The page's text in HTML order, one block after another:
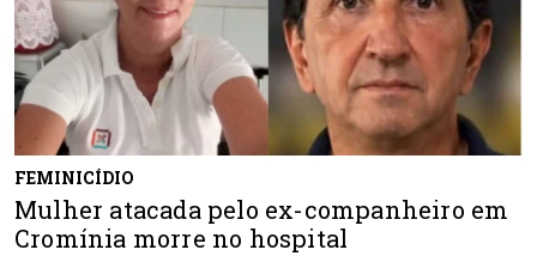
FEMINICÍDIO
Mulher atacada pelo ex-companheiro em
Cromínia morre no hospital